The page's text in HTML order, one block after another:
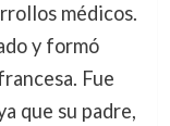
médicos.
y formó
Fue
que su padre,